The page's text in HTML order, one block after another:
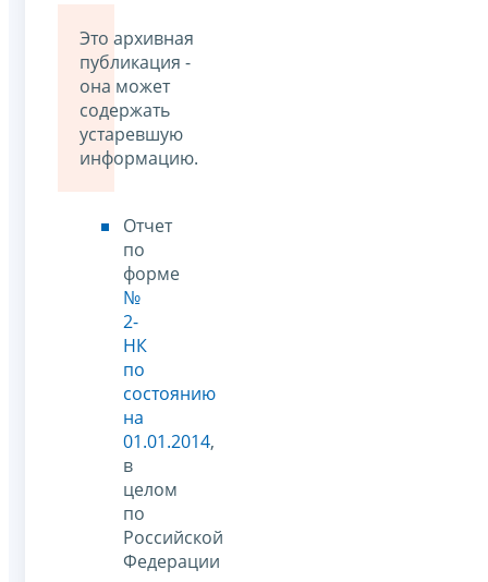
Это архивная
публикация -
она может
содержать
устаревшую
информацию.
Отчет
по
форме
№
2-
НК
по
состоянию
на
01.01.2014,
в
целом
по
Российской
Федерации